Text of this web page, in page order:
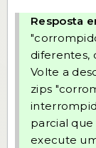
Resposta
diferentes,
Volte a
zips
parcial que
execute